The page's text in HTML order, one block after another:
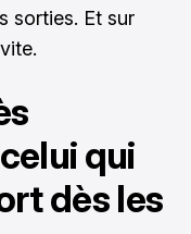
sorties. Et sur
qui
dès les